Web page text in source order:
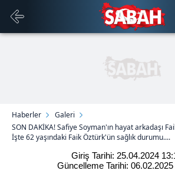
Haberler
Galeri
SON DAKİKA! Safiye Soyman'ın hayat arkadaşı
İşte 62 yaşındaki Faik Öztürk'ün sağlık durumu....
Giriş Tarihi: 25.04.2024
Güncelleme Tarihi: 06.02.2025